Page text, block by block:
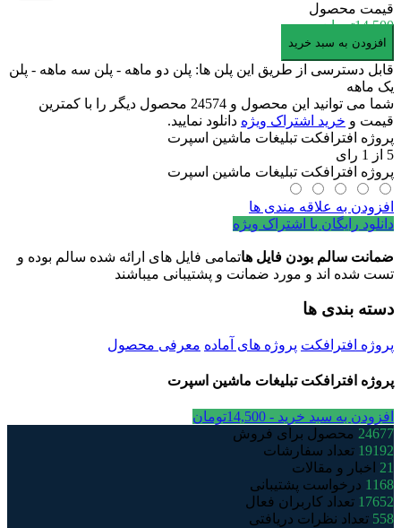
قیمت محصول
14,500تومان
پروژه
افترافکت
تبلیغات
ماشین
اسپرت
عدد
افزودن به سبد خرید
قابل دسترسی از طریق این پلن ها: پلن دو ماهه - پلن سه ماهه - پلن
یک ماهه
شما می توانید این محصول و 24574 محصول دیگر را با کمترین
قیمت و خرید اشتراک ویژه دانلود نمایید.
پروژه افترافکت تبلیغات ماشین اسپرت
5 از 1 رای
پروژه افترافکت تبلیغات ماشین اسپرت
افزودن به علاقه مندی ها
دانلود رایگان با اشتراک ویژه
ضمانت سالم بودن فایل هاتمامی فایل های ارائه شده سالم بوده و
تست شده اند و مورد ضمانت و پشتیبانی میباشند
دسته بندی ها
پروژه افترافکت پروژه های آماده معرفی محصول
پروژه افترافکت تبلیغات ماشین اسپرت
افزودن به سبد خرید - 14,500تومان
24677 محصول برای فروش
19192 تعداد سفارشات
21 اخبار و مقالات
1168 درخواست پشتیبانی
17652 تعداد کاربران فعال
558 تعداد نظرات دریافتی